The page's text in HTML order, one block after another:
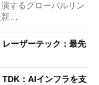
するグローバルリン
…
レーザーテック：最先
TDK：AIインフラを支